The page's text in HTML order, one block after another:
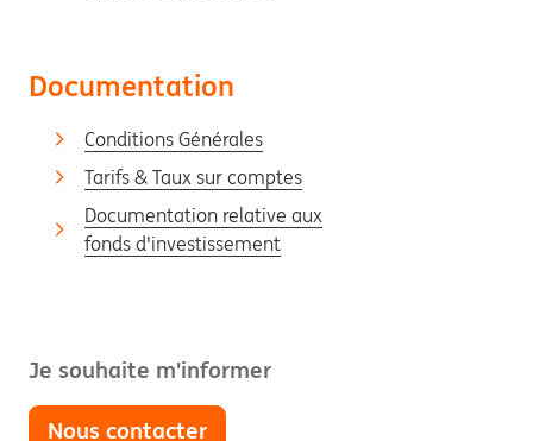
Documentation
Conditions Générales
Tarifs & Taux sur comptes
Documentation relative aux
fonds d'investissement
Je souhaite m'informer
Nous contacter